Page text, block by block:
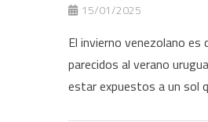
15/01/2025
El invierno venezolano
parecidos al verano
estar expuestos a un sol